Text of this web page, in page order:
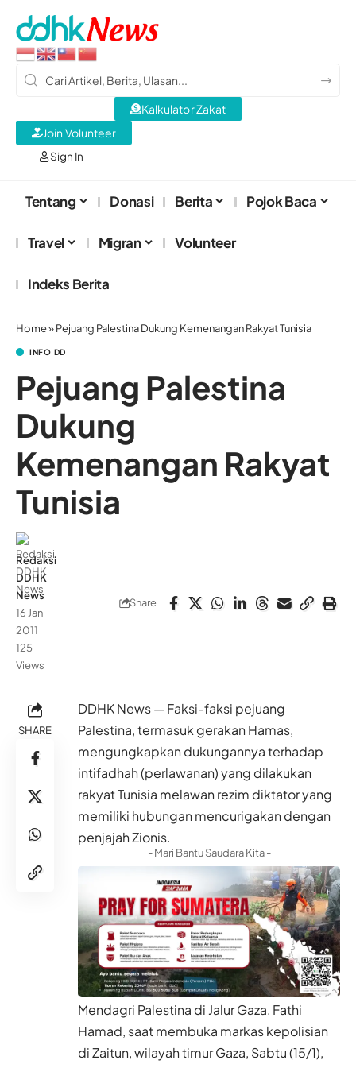
Sign In
Kalkulator Zakat
Join Volunteer
Tentang Donasi Berita Pojok Baca
Travel Migran Volunteer
Indeks Berita
Home»Pejuang Palestina Dukung Kemenangan Rakyat Tunisia
INFO DD
Pejuang Palestina
Dukung
Kemenangan Rakyat
Tunisia
Redaksi
DDHK
News
16 Jan
2011
125
Views
Share
SHARE
DDHK News — Faksi-faksi pejuang
Palestina, termasuk gerakan Hamas,
mengungkapkan dukungannya terhadap
intifadhah (perlawanan) yang dilakukan
rakyat Tunisia melawan rezim diktator yang
memiliki hubungan mencurigakan dengan
penjajah Zionis.
- Mari Bantu Saudara Kita -
Mendagri Palestina di Jalur Gaza, Fathi
Hamad, saat membuka markas kepolisian
di Zaitun, wilayah timur Gaza, Sabtu (15/1),